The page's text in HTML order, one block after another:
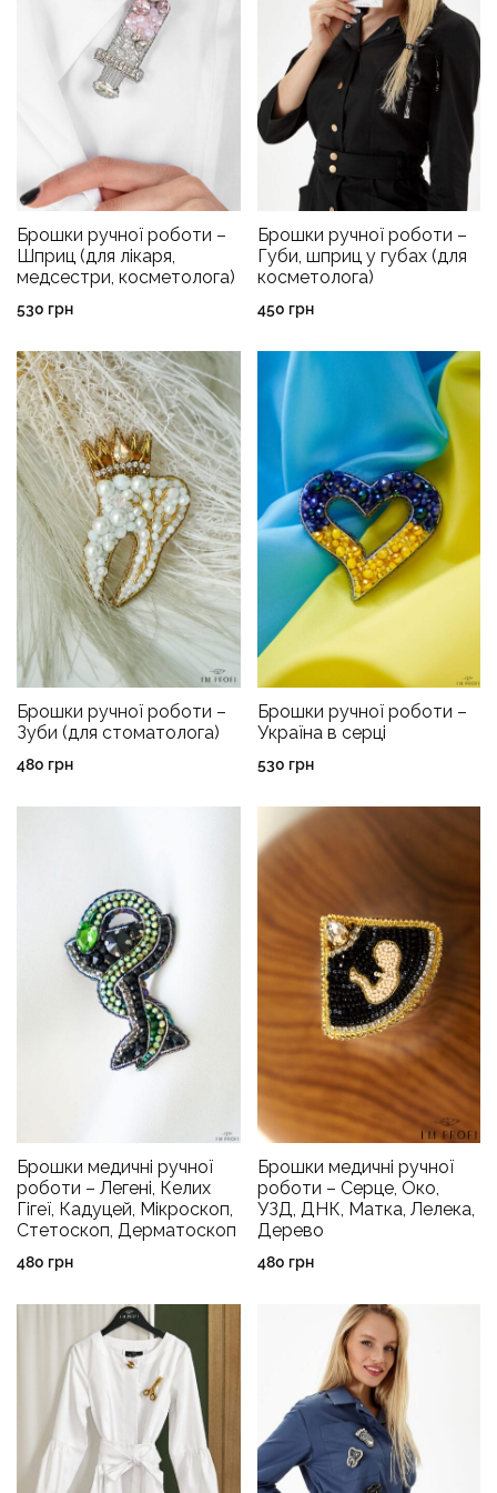
Брошки ручної роботи –
Шприц (для лікаря,
медсестри, косметолога)
530 грн
Брошки ручної роботи –
Губи, шприц у губах (для
косметолога)
450 грн
Брошки ручної роботи –
Зуби (для стоматолога)
480 грн
Брошки ручної роботи –
Україна в серці
530 грн
Брошки медичні ручної
роботи – Легені, Келих
Гігеї, Кадуцей, Мікроскоп,
Стетоскоп, Дерматоскоп
480 грн
Брошки медичні ручної
роботи – Серце, Око,
УЗД, ДНК, Матка, Лелека,
Дерево
480 грн